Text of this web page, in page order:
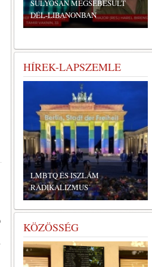
SÚLYOSAN MEGSEBESÜLT
DÉL-LIBANONBAN
HÍREK-LAPSZEMLE
LMBTQ ÉS ISZLÁM
RADIKALIZMUS
KÖZÖSSÉG